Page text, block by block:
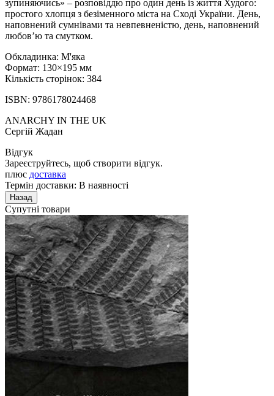
зупиняючись» – розповіддю про один день із життя Худого:
простого хлопця з безіменного міста на Сході України. День,
наповнений сумнівами та невпевненістю, день, наповнений
любов’ю та смутком.
Обкладинка: М'яка
Формат: 130×195 мм
Кількість сторінок: 384
ISBN: 9786178024468
ANARCHY IN THE UK
Сергій Жадан
Відгук
Зареєструйтесь, щоб створити відгук.
плюс доставка
Термін доставки: В наявності
Супутні товари